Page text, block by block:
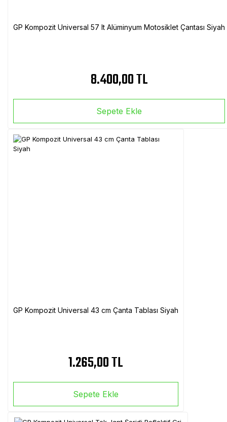
GP Kompozit Universal 57 lt Alüminyum Motosiklet Çantası Siyah
8.400,00 TL
Sepete Ekle
GP Kompozit Universal 43 cm Çanta Tablası Siyah
1.265,00 TL
Sepete Ekle